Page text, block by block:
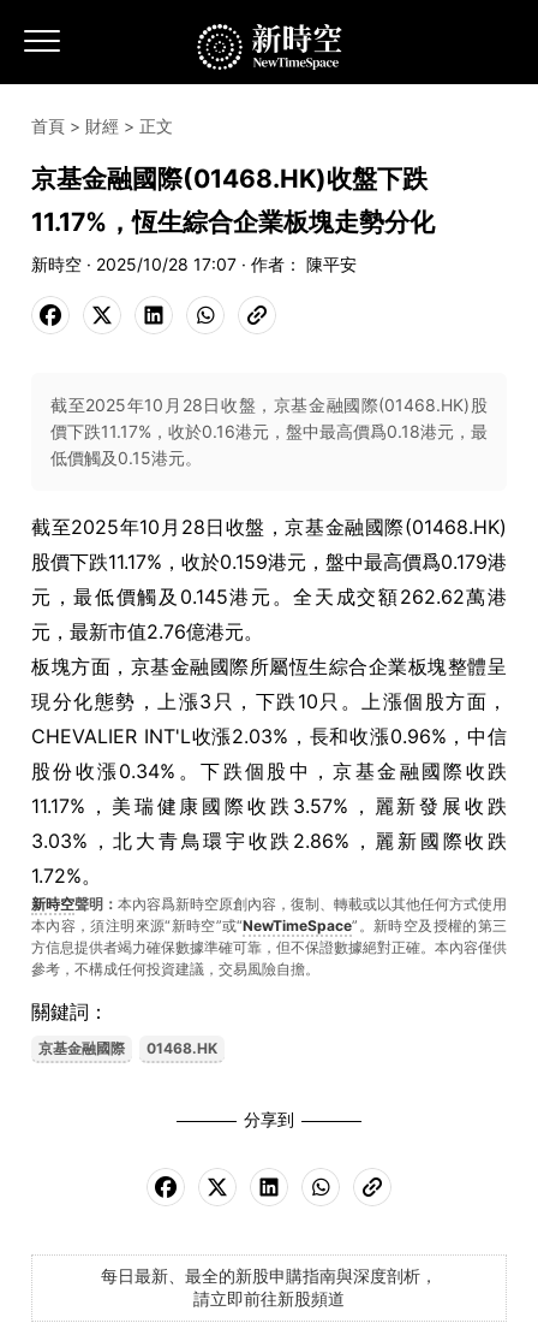
首頁 > 財經 > 正文
京基金融國際(01468.HK)收盤下跌
11.17%，恆生綜合企業板塊走勢分化
新時空 · 2025/10/28 17:07 · 作者： 陳平安
截至2025年10月28日收盤，京基金融國際(01468.HK)股
價下跌11.17%，收於0.16港元，盤中最高價爲0.18港元，最
低價觸及0.15港元。
截至2025年10月28日收盤，京基金融國際(01468.HK)
股價下跌11.17%，收於0.159港元，盤中最高價爲0.179港
元，最低價觸及0.145港元。全天成交額262.62萬港
元，最新市值2.76億港元。
板塊方面，京基金融國際所屬恆生綜合企業板塊整體呈
現分化態勢，上漲3只，下跌10只。上漲個股方面，
CHEVALIER INT'L收漲2.03%，長和收漲0.96%，中信
股份收漲0.34%。下跌個股中，京基金融國際收跌
11.17%，美瑞健康國際收跌3.57%，麗新發展收跌
3.03%，北大青鳥環宇收跌2.86%，麗新國際收跌
1.72%。
新時空聲明： 本內容爲新時空原創內容，復制、轉載或以其他任何方式使用
本內容，須注明來源“新時空”或“NewTimeSpace”。新時空及授權的第三
方信息提供者竭力確保數據準確可靠，但不保證數據絕對正確。本內容僅供
參考，不構成任何投資建議，交易風險自擔。
關鍵詞：
京基金融國際 01468.HK
分享到
每日最新、最全的新股申購指南與深度剖析，
請立即前往新股頻道